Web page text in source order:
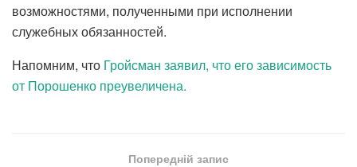
возможностями, полученными при исполнении
служебных обязанностей.
Напомним, что Гройсман заявил, что его зависимость
от Порошенко преувеличена.
Попередній запис